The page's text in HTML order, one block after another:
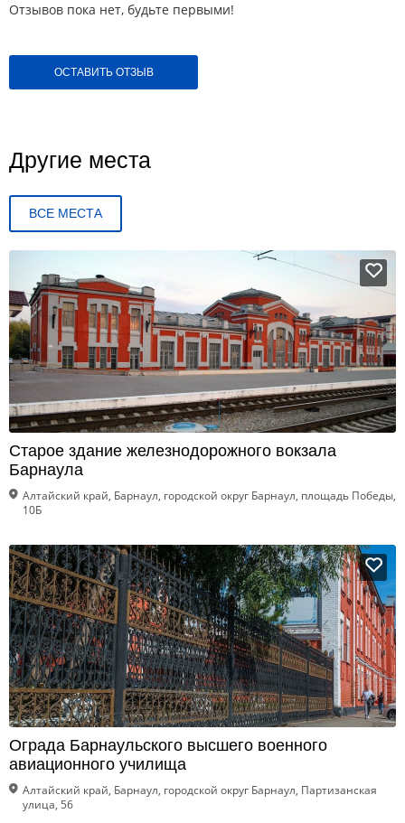
Отзывов пока нет, будьте первыми!
ОСТАВИТЬ ОТЗЫВ
Другие места
ВСЕ МЕСТА
Старое здание железнодорожного вокзала
Барнаула
Алтайский край, Барнаул, городской округ Барнаул, площадь Победы,
10Б
Ограда Барнаульского высшего военного
авиационного училища
Алтайский край, Барнаул, городской округ Барнаул, Партизанская
улица, 56